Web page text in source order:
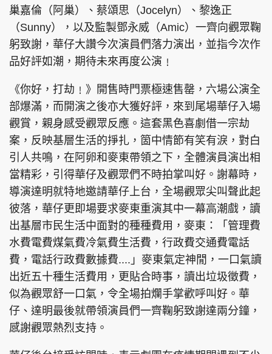
親子王 Oh!爸媽 JobMarket
頭條搵工 EDUPLUS
關於我們
聯絡我們
隱私政策聲明
使用條款
版權及免責聲明
Copyright © 東周網 版權所有 . 不得轉載
©Eastweek.com.hk. All rights reserved.
巢嘉倫（阿巢）、蔡頌思（Jocelyn）、黎逸正
（Sunny），以及監製鄧永威（Amic）一齊向觀眾鞠
躬致謝，華仔大讚今次演員們落力演出，並指今次作
品好評如潮，期待未來再度公演﹗
《你好，打劫﹗》開售時門票極速售罄，六場公演全
部爆滿，而開演之後亦大獲好評，來到尾場華仔入場
觀賞，親身感受觀眾反應。這套黑色喜劇借一宗劫
案，反映基層生活的掙扎，箇中情節有笑有淚，對白
引人共鳴，在阿卵和麥東帶領之下，全體演員演出相
當精彩，引得華仔及觀眾們不時拍掌叫好。謝幕時，
導演達明就特地邀請華仔上台，全場觀眾尖叫聲此起
彼落，華仔更即場要求麥東重演其中一幕高潮戲，讀
出基層市民生活中面對的種種費用，麥東：「管理費
水費電費煤氣費冷氣費生活費，行政費交通費電話
費，電話行政費數據費....」麥東氣定神閒，一口氣讀
出近五十種生活費用，更貼合時事，讀出垃圾徵費，
似為觀眾舒一口氣，令全場拍爛手掌歡呼叫好。華
仔、達明最後就帶領演員們一齊鞠躬致謝達兩分鐘，
感謝觀眾熱烈支持。